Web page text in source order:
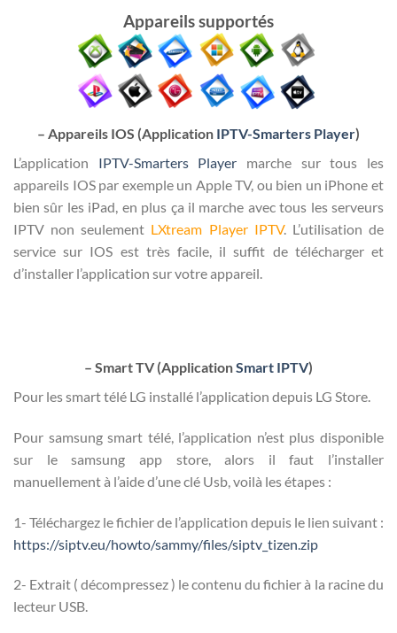
Appareils supportés
– Appareils IOS (Application IPTV-Smarters Player)
L’application IPTV-Smarters Player marche sur tous les
appareils IOS par exemple un Apple TV, ou bien un iPhone et
bien sûr les iPad, en plus ça il marche avec tous les serveurs
IPTV non seulement LXtream Player IPTV. L’utilisation de
service sur IOS est très facile, il suffit de télécharger et
d’installer l’application sur votre appareil.
– Smart TV (ApplicationSmart IPTV)
Pour les smart télé LG installé l’application depuis LG Store.
Pour samsung smart télé, l’application n’est plus disponible
sur le samsung app store, alors il faut l’installer
manuellement à l’aide d’une clé Usb, voilà les étapes :
1- Téléchargez le fichier de l’application depuis le lien suivant :
https://siptv.eu/howto/sammy/files/siptv_tizen.zip
2- Extrait ( décompressez ) le contenu du fichier à la racine du
lecteur USB.